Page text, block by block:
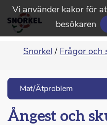
Vi använder kakor för
besökaren
Snorkel / Frågor och
Mat/Ätproblem
Ångest och